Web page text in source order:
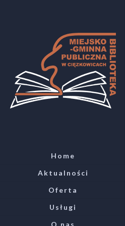
Home
Aktualności
Oferta
Usługi
O nas